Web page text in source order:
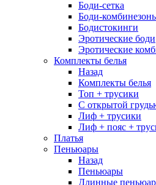
Боди-сетка
Боди-
Бодистокинги
Эротические боди
Эротические
Комплекты белья
Назад
Комплекты белья
Топ + трусики
С открытой
Лиф + трусики
Лиф + пояс +
Платья
Пеньюары
Назад
Пеньюары
Длинные